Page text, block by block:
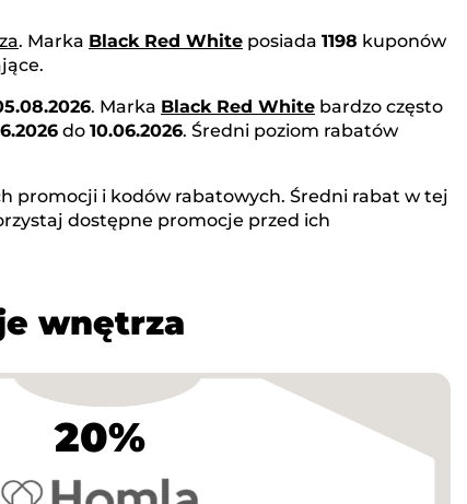
. Marka Black Red White posiada 1198 kuponów
. Marka Black Red White bardzo często
do 10.06.2026. Średni poziom rabatów
promocji i kodów rabatowych. Średni rabat w tej
dostępne promocje przed ich
wnętrza
20%